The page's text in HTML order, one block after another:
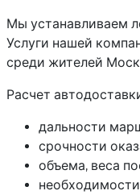
Мы устанавливаем
Услуги нашей
среди жителей
Расчет
дальности
срочности
объема, веса